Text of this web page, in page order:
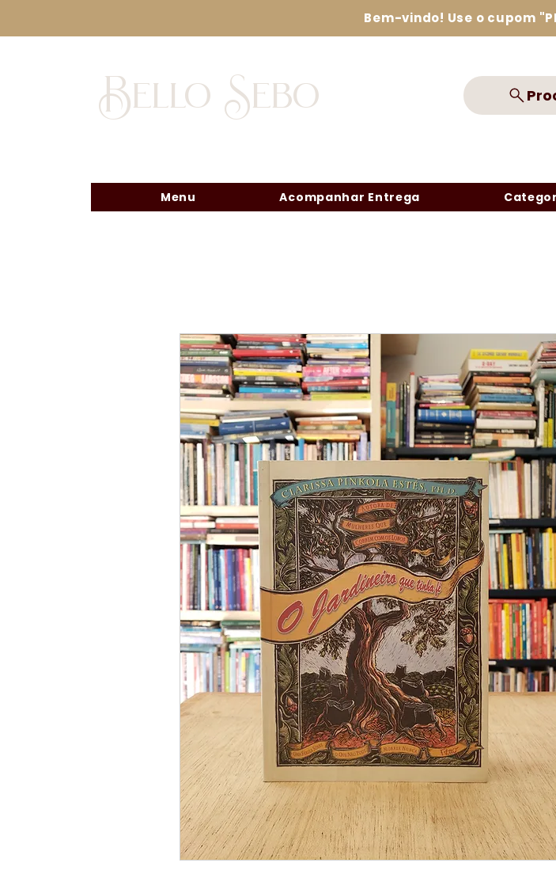
Bem-vindo! Use o cupom
Bello Sebo
Menu Acompanhar Entrega